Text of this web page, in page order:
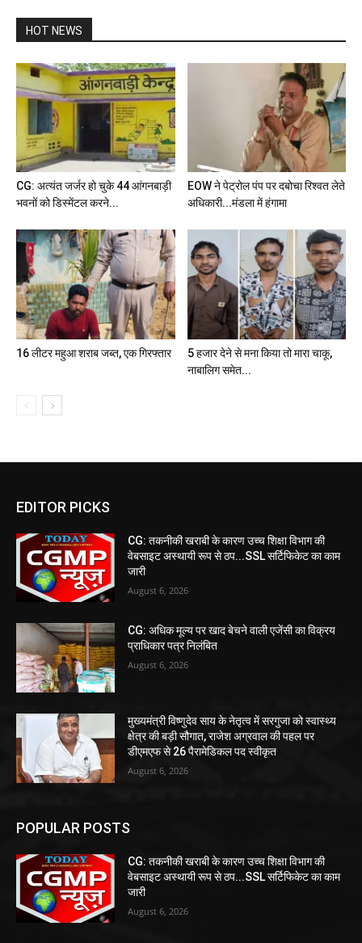
HOT NEWS
CG: अत्यंत जर्जर हो चुके 44 आंगनबाड़ी
भवनों को डिस्मेंटल करने...
EOW ने पेट्रोल पंप पर दबोचा रिश्वत लेते
अधिकारी...मंडला में हंगामा
16 लीटर महुआ शराब जब्त, एक गिरफ्तार
5 हजार देने से मना किया तो मारा चाकू,
नाबालिग समेत...
EDITOR PICKS
CG: तकनीकी खराबी के कारण उच्च शिक्षा विभाग की
वेबसाइट अस्थायी रूप से ठप...SSL सर्टिफिकेट का काम
जारी
August 6, 2026
CG: अधिक मूल्य पर खाद बेचने वाली एजेंसी का विक्रय
प्राधिकार पत्र निलंबित
August 6, 2026
मुख्यमंत्री विष्णुदेव साय के नेतृत्व में सरगुजा को स्वास्थ्य
क्षेत्र की बड़ी सौगात, राजेश अग्रवाल की पहल पर
डीएमएफ से 26 पैरामेडिकल पद स्वीकृत
August 6, 2026
POPULAR POSTS
CG: तकनीकी खराबी के कारण उच्च शिक्षा विभाग की
वेबसाइट अस्थायी रूप से ठप...SSL सर्टिफिकेट का काम
जारी
August 6, 2026